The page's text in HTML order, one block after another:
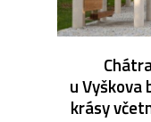
u Vyškova
krásy